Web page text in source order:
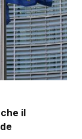
il